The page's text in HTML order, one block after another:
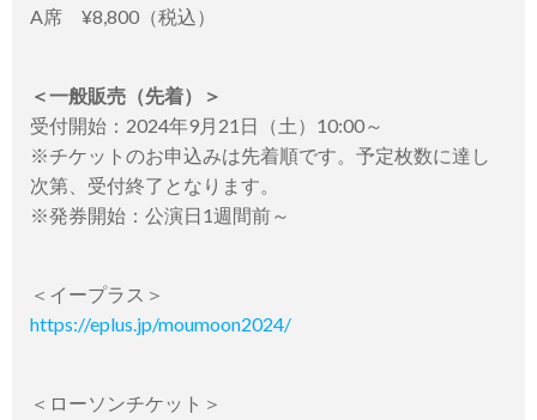
A席 ¥8,800（税込）
＜一般販売（先着）＞
受付開始：2024年9月21日（土）10:00～
※チケットのお申込みは先着順です。予定枚数に達し
次第、受付終了となります。
※発券開始：公演日1週間前～
＜イープラス＞
https://eplus.jp/moumoon2024/
＜ローソンチケット＞